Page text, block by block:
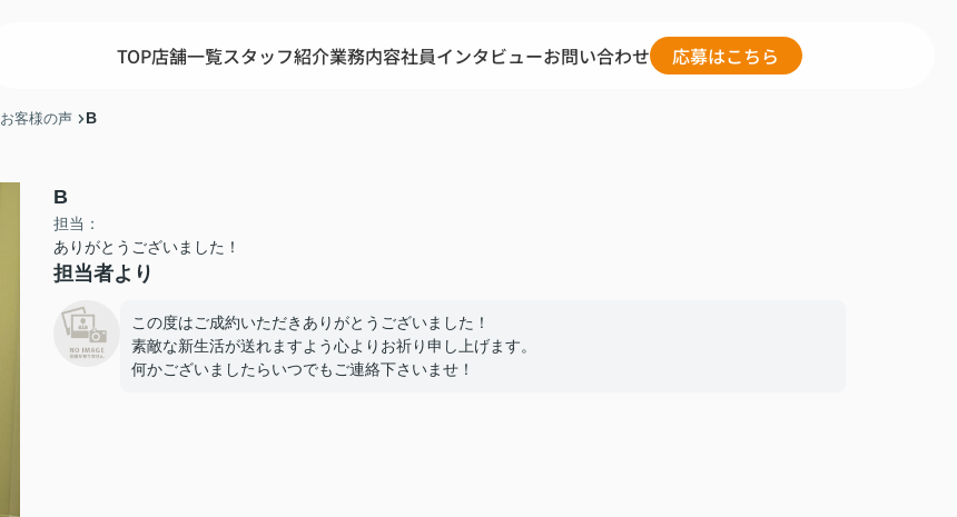
TOP店舗一覧スタッフ紹介業務内容社員インタビューお問い合わせ 応募はこちら
お客様の声 B
B
担当：
ありがとうございました！
担当者より
この度はご成約いただきありがとうございました！
素敵な新生活が送れますよう心よりお祈り申し上げます。
何かございましたらいつでもご連絡下さいませ！